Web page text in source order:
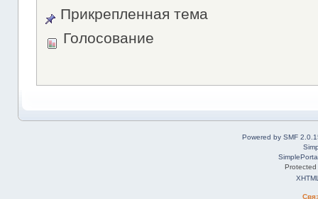
Прикрепленная тема
Голосование
Powered by SMF